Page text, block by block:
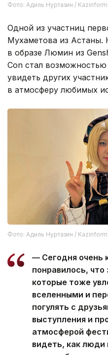
Фото: Адиль Нуртазин / Kazinform
Одной из участниц
Мухаметова из Астаны.
в образе Люмин из
Con стал возможностью
увидеть других
в атмосферу любимых
Фото: Адиль Нуртазин / Kazinform
— Сегодня очень
понравилось,
которые тоже
вселенными и
погулять с
выступления и
атмосферой
видеть, как люди